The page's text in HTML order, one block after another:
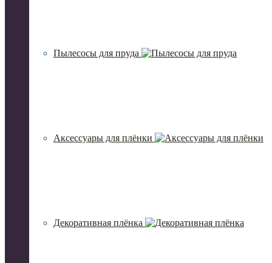
Пылесосы для пруда
Аксессуары для плёнки
Декоративная плёнка